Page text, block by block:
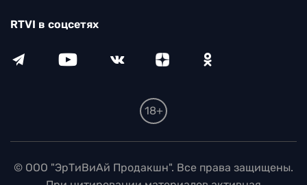
RTVI в соцсетях
18+
© ООО "ЭрТиВиАй Продакшн". Все права защищены.